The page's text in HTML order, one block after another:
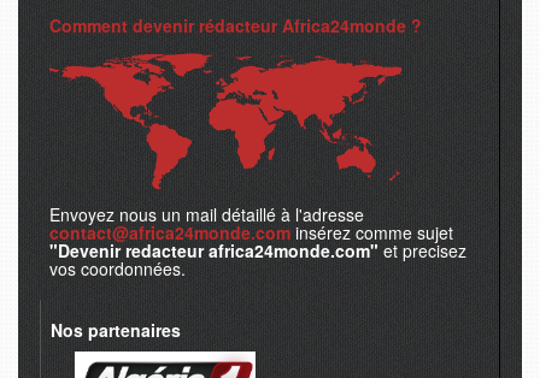
Comment devenir rédacteur Africa24monde ?
Envoyez nous un mail détaillé à l'adresse
contact@africa24monde.com insérez comme sujet
"Devenir redacteur africa24monde.com" et precisez
vos coordonnées.
Nos partenaires